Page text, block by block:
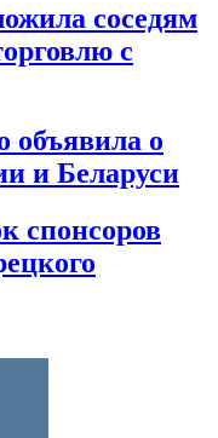
соседям
с
объявила о
и Беларуси
спонсоров